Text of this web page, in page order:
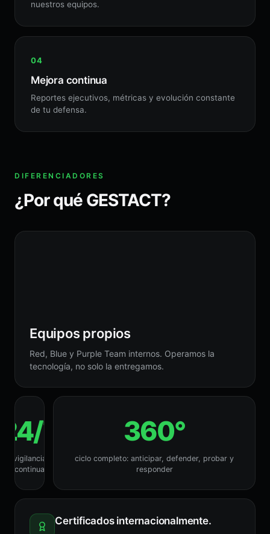
nuestros equipos.
Mejora continua
Reportes ejecutivos, métricas y evolución constante
de tu defensa.
DIFERENCIADORES
¿Por qué GESTACT?
Equipos propios
Red, Blue y Purple Team internos. Operamos la
tecnología, no solo la entregamos.
24/7
vigilancia
continua
360°
ciclo completo: anticipar, defender, probar y
responder
Certificados internacionalmente.